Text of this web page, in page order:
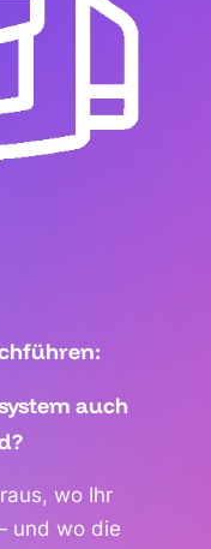
auch
wo Ihr
und wo die